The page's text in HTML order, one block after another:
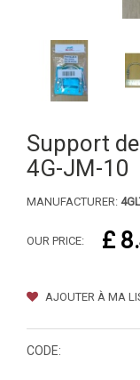
Support
4G-JM-10
MANUFACTURER:
OUR PRICE: £
AJOUTER À MA
CODE: